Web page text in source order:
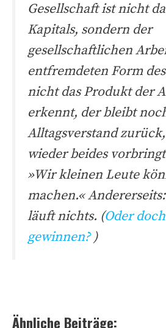
Gesellschaft ist nicht
Kapitals, sondern der
gesellschaftlichen
entfremdeten Form
nicht das Produkt der
erkennt, der bleibt
Alltagsverstand
wieder beides
»Wir kleinen Leute
machen.«
läuft nichts. (Oder
gewinnen?)
Ähnliche Beiträge: